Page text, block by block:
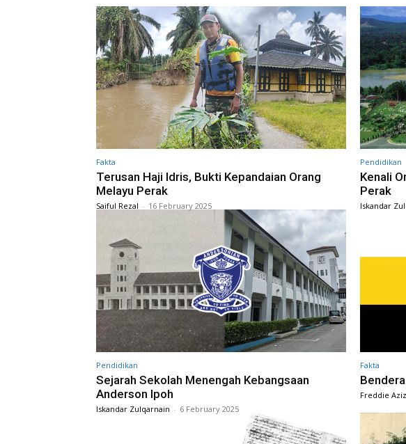
Fakta
Terusan Haji Idris, Bukti Kepandaian Orang
Melayu Perak
Saiful Rezal - 16 February 2025
Pendidikan
Kenali
Perak
Iskandar
Pendidikan
Sejarah Sekolah Menengah Kebangsaan
Anderson Ipoh
Iskandar Zulqarnain - 6 February 2025
Fakta
Freddie